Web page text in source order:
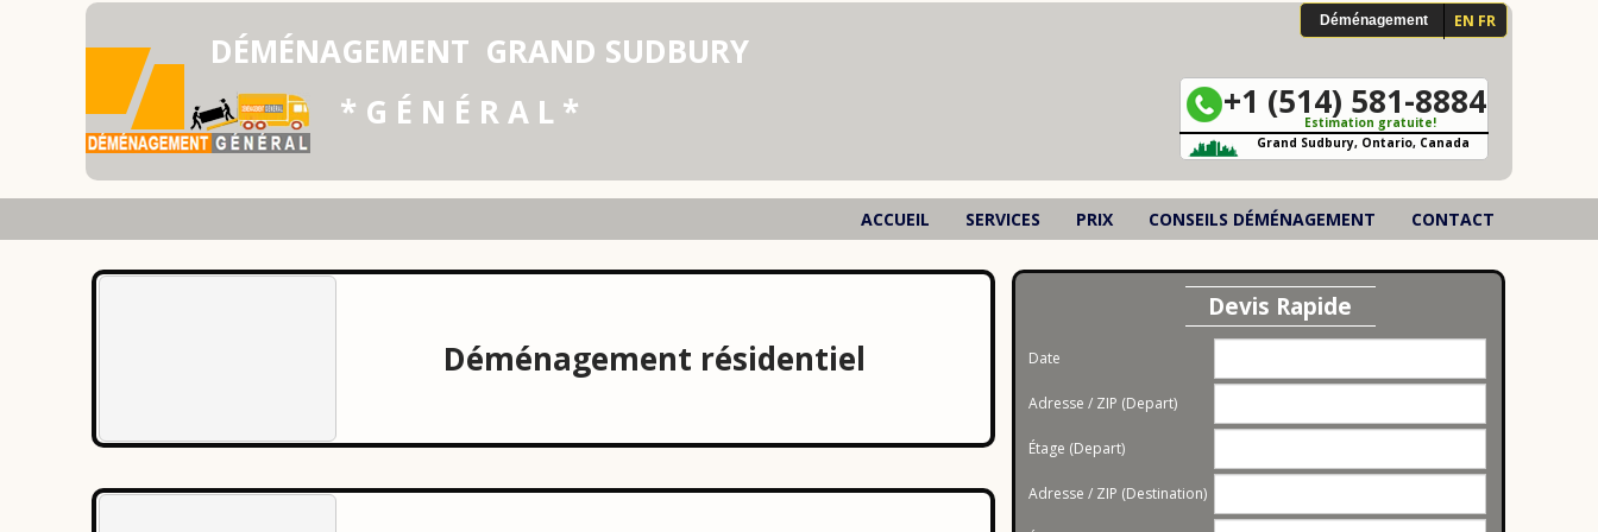
DÉMÉNAGEMENT
Déménagement EN FR
Estimation gratuite!
+1 (514) 581-8884
* G É N É R A L *
ACCUEIL SERVICES PRIX CONSEILS DÉMÉNAGEMENT CONTACT
GRAND SUDBURY
Grand Sudbury, Ontario, Canada
Devis Rapide
Date
Adresse / ZIP (Depart)
Étage (Depart)
Adresse / ZIP (Destination)
Déménagement résidentiel
Déménagement La Nouvelle-Beauce
Déménagement L'Islet
Déménagement Les Jardins-de-Napierville
Déménagement Mékinac
Déménagement Papineau
Déménagement Les Basques
Déménagement Saguenay–Lac-Saint-Jean
Déménagement Bas-Saint-Laurent
Déménagement Lajemmerais
Déménagement Abitibi-Ouest
Déménagement Les Pays-d'en-Haut
Déménagement La Haute-Côte-Nord